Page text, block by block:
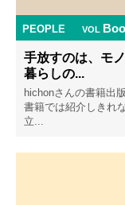
PEOPLE VOL
手放すのは、モ
暮らしの...
hichonさんの書籍出
書籍では紹介しきれ
立...